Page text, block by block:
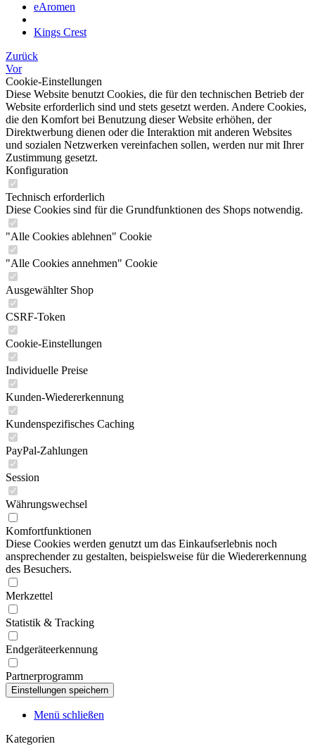
eAromen
Kings Crest
Zurück
Vor
Cookie-Einstellungen
Diese Website benutzt Cookies, die für den technischen Betrieb der
Website erforderlich sind und stets gesetzt werden. Andere Cookies,
die den Komfort bei Benutzung dieser Website erhöhen, der
Direktwerbung dienen oder die Interaktion mit anderen Websites
und sozialen Netzwerken vereinfachen sollen, werden nur mit Ihrer
Zustimmung gesetzt.
Konfiguration
Technisch erforderlich
Diese Cookies sind für die Grundfunktionen des Shops notwendig.
"Alle Cookies ablehnen" Cookie
"Alle Cookies annehmen" Cookie
Ausgewählter Shop
CSRF-Token
Cookie-Einstellungen
Individuelle Preise
Kunden-Wiedererkennung
Kundenspezifisches Caching
PayPal-Zahlungen
Session
Währungswechsel
Komfortfunktionen
Diese Cookies werden genutzt um das Einkaufserlebnis noch
ansprechender zu gestalten, beispielsweise für die Wiedererkennung
des Besuchers.
Merkzettel
Statistik & Tracking
Endgeräteerkennung
Partnerprogramm
Menü schließen
Kategorien